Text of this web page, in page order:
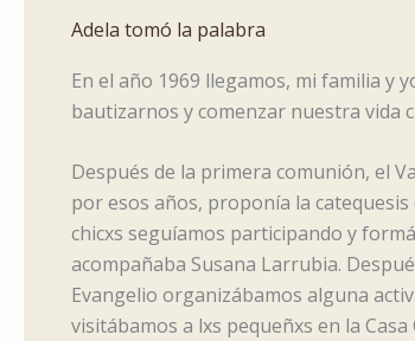
Adela tomó la palabra
En el año 1969 llegamos, mi familia y
bautizarnos y comenzar nuestra vida
Después de la primera comunión, el
por esos años, proponía la catequesis
chicxs seguíamos participando y
acompañaba Susana Larrubia.
Evangelio organizábamos alguna
visitábamos a lxs pequeñxs en la